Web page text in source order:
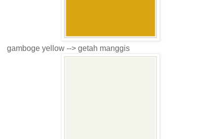
gamboge yellow --> getah manggis